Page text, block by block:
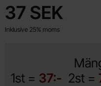
pris
37 SEK
Inklusive 25% moms
1st = 37:- 2st =